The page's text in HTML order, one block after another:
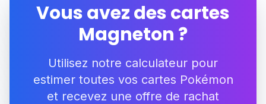
Vous avez des cartes
Magneton ?
Utilisez notre calculateur pour
estimer toutes vos cartes Pokémon
et recevez une offre de rachat